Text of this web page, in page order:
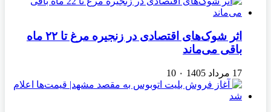
اثر شوک‌های اقتصادی در زنجیره مرغ تا ۲۲ ماه
باقی می‌ماند
17 مرداد 1405 ۰ 10